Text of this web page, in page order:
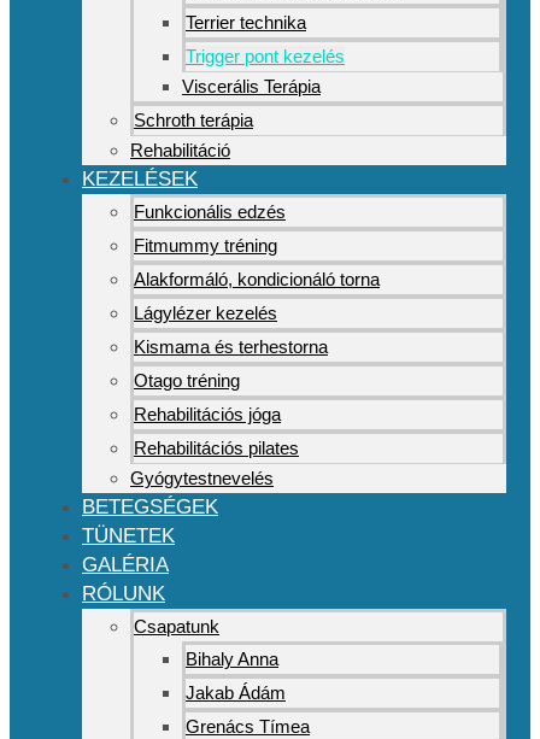
Terrier technika
Trigger pont kezelés
Viscerális Terápia
Schroth terápia
Rehabilitáció
KEZELÉSEK
Funkcionális edzés
Fitmummy tréning
Alakformáló, kondicionáló torna
Lágylézer kezelés
Kismama és terhestorna
Otago tréning
Rehabilitációs jóga
Rehabilitációs pilates
Gyógytestnevelés
BETEGSÉGEK
TÜNETEK
GALÉRIA
RÓLUNK
Csapatunk
Bihaly Anna
Jakab Ádám
Grenács Tímea